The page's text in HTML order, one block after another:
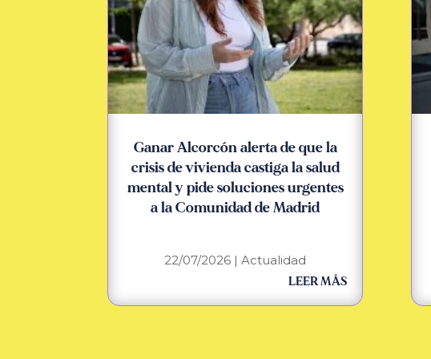
Ganar Alcorcón alerta de que la
crisis de vivienda castiga la salud
mental y pide soluciones urgentes
a la Comunidad de Madrid
22/07/2026 |Actualidad
LEER MÁS